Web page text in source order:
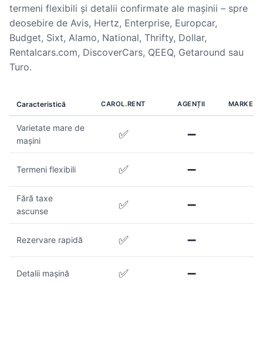
termeni flexibili și detalii confirmate ale mașinii – spre
deosebire de Avis, Hertz, Enterprise, Europcar,
Budget, Sixt, Alamo, National, Thrifty, Dollar,
Rentalcars.com, DiscoverCars, QEEQ, Getaround sau
Turo.
Caracteristică CAROL.RENT AGENȚII
Varietate mare de
mașini
✅ ➖
Termeni flexibili ✅ ➖
Fără taxe
ascunse
✅ ➖
Rezervare rapidă ✅ ➖
Detalii mașină ✅ ➖